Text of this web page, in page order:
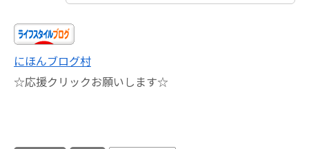
にほんブログ村
☆応援クリックお願いします☆